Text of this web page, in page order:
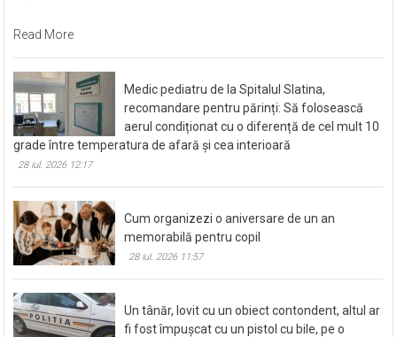
Read More
Medic pediatru de la Spitalul Slatina,
recomandare pentru părinți: Să folosească
aerul condiționat cu o diferență de cel mult 10
grade între temperatura de afară și cea interioară
28 iul. 2026 12:17
Cum organizezi o aniversare de un an
memorabilă pentru copil
28 iul. 2026 11:57
Un tânăr, lovit cu un obiect contondent, altul ar
fi fost împușcat cu un pistol cu bile, pe o